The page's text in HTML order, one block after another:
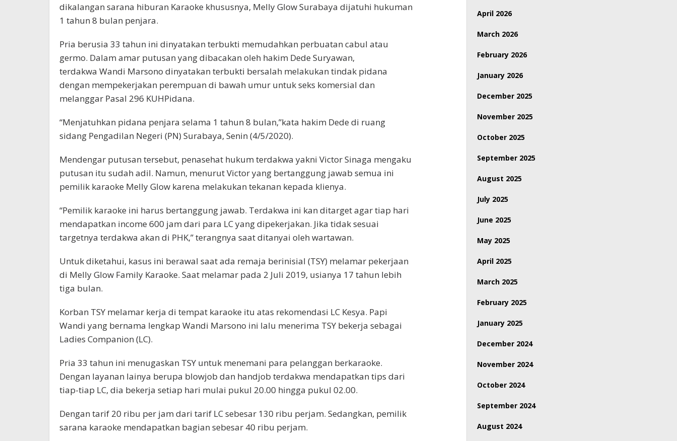
dikalangan sarana hiburan Karaoke khususnya, Melly Glow Surabaya dijatuhi hukuman
1 tahun 8 bulan penjara.
Pria berusia 33 tahun ini dinyatakan terbukti memudahkan perbuatan cabul atau
germo. Dalam amar putusan yang dibacakan oleh hakim Dede Suryawan,
terdakwa Wandi Marsono dinyatakan terbukti bersalah melakukan tindak pidana
dengan mempekerjakan perempuan di bawah umur untuk seks komersial dan
melanggar Pasal 296 KUHPidana.
“Menjatuhkan pidana penjara selama 1 tahun 8 bulan,”kata hakim Dede di ruang
sidang Pengadilan Negeri (PN) Surabaya, Senin (4/5/2020).
Mendengar putusan tersebut, penasehat hukum terdakwa yakni Victor Sinaga mengaku
putusan itu sudah adil. Namun, menurut Victor yang bertanggung jawab semua ini
pemilik karaoke Melly Glow karena melakukan tekanan kepada klienya.
“Pemilik karaoke ini harus bertanggung jawab. Terdakwa ini kan ditarget agar tiap hari
mendapatkan income 600 jam dari para LC yang dipekerjakan. Jika tidak sesuai
targetnya terdakwa akan di PHK,” terangnya saat ditanyai oleh wartawan.
Untuk diketahui, kasus ini berawal saat ada remaja berinisial (TSY) melamar pekerjaan
di Melly Glow Family Karaoke. Saat melamar pada 2 Juli 2019, usianya 17 tahun lebih
tiga bulan.
Korban TSY melamar kerja di tempat karaoke itu atas rekomendasi LC Kesya. Papi
Wandi yang bernama lengkap Wandi Marsono ini lalu menerima TSY bekerja sebagai
Ladies Companion (LC).
Pria 33 tahun ini menugaskan TSY untuk menemani para pelanggan berkaraoke.
Dengan layanan lainya berupa blowjob dan handjob terdakwa mendapatkan tips dari
tiap-tiap LC, dia bekerja setiap hari mulai pukul 20.00 hingga pukul 02.00.
Dengan tarif 20 ribu per jam dari tarif LC sebesar 130 ribu perjam. Sedangkan, pemilik
sarana karaoke mendapatkan bagian sebesar 40 ribu perjam.
April 2026
March 2026
February 2026
January 2026
December 2025
November 2025
October 2025
September 2025
August 2025
July 2025
June 2025
May 2025
April 2025
March 2025
February 2025
January 2025
December 2024
November 2024
October 2024
September 2024
August 2024